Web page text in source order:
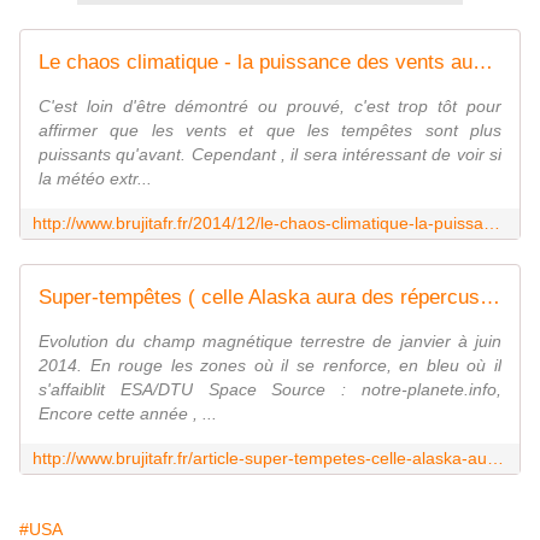
Le chaos climatique - la puissance des vents augmente ? - MOINS de BIENS PLUS de LIENS
C'est loin d'être démontré ou prouvé, c'est trop tôt pour
affirmer que les vents et que les tempêtes sont plus
puissants qu'avant. Cependant , il sera intéressant de voir si
la météo extr...
Super-tempêtes ( celle Alaska aura des répercussions jusqu'au Québec) et nouvelle géographie climatique - MOINS de BIENS PLUS de LIENS
Evolution du champ magnétique terrestre de janvier à juin
2014. En rouge les zones où il se renforce, en bleu où il
s'affaiblit ESA/DTU Space Source : notre-planete.info,
Encore cette année , ...
#USA